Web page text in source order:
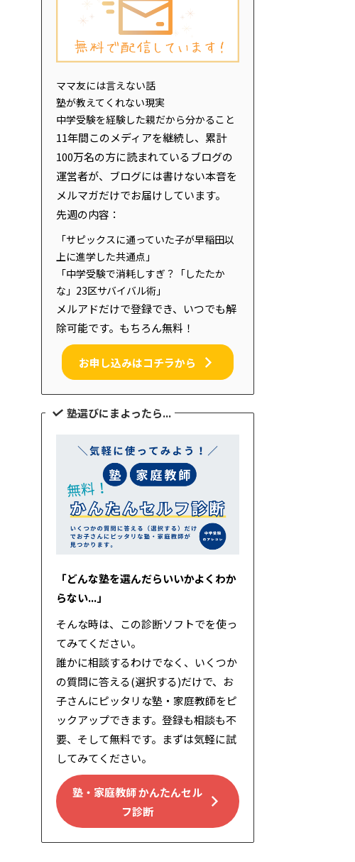
ママ友には言えない話
塾が教えてくれない現実
中学受験を経験した親だから分かること
11年間このメディアを継続し、累計
100万名の方に読まれているブログの
運営者が、ブログには書けない本音を
メルマガだけでお届けしています。
先週の内容：
「サピックスに通っていた子が早稲田以
上に進学した共通点」
「中学受験で消耗しすぎ？「したたか
な」23区サバイバル術」
メルアドだけで登録でき、いつでも解
除可能です。もちろん無料！
お申し込みはコチラから
塾選びにまよったら...
「どんな塾を選んだらいいかよくわか
らない...」
そんな時は、この診断ソフトでを使っ
てみてください。
誰かに相談するわけでなく、いくつか
の質問に答える(選択する)だけで、お
子さんにピッタリな塾・家庭教師をピ
ックアップできます。登録も相談も不
要、そして無料です。まずは気軽に試
してみてください。
塾・家庭教師 かんたんセル
フ診断